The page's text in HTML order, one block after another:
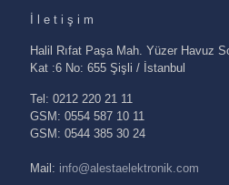
İletişim
Halil Rıfat Paşa Mah. Yüzer Havuz
Kat :6 No: 655 Şişli / İstanbul
Tel: 0212 220 21 11
GSM: 0554 587 10 11
GSM: 0544 385 30 24
Mail: info@alestaelektronik.com